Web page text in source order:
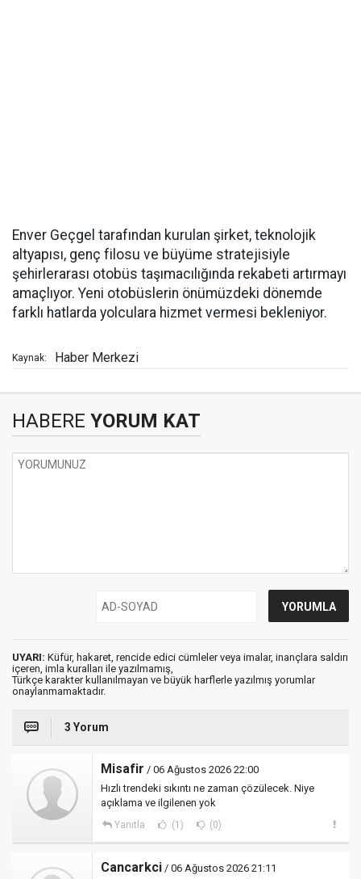
Enver Geçgel tarafından kurulan şirket, teknolojik
altyapısı, genç filosu ve büyüme stratejisiyle
şehirlerarası otobüs taşımacılığında rekabeti artırmayı
amaçlıyor. Yeni otobüslerin önümüzdeki dönemde
farklı hatlarda yolculara hizmet vermesi bekleniyor.
Kaynak: Haber Merkezi
HABERE YORUM KAT
UYARI: Küfür, hakaret, rencide edici cümleler veya imalar, inançlara saldırı
içeren, imla kuralları ile yazılmamış,
Türkçe karakter kullanılmayan ve büyük harflerle yazılmış yorumlar
onaylanmamaktadır.
3 Yorum
Misafir / 06 Ağustos 2026 22:00
Hızlı trendeki sıkıntı ne zaman çözülecek. Niye
açıklama ve ilgilenen yok
Yanıtla (1) (0)
Cancarkci / 06 Ağustos 2026 21:11